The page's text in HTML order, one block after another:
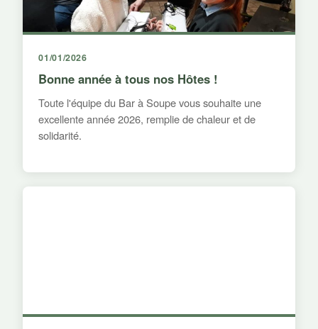
01/01/2026
Bonne année à tous nos Hôtes !
Toute l'équipe du Bar à Soupe vous souhaite une
excellente année 2026, remplie de chaleur et de
solidarité.